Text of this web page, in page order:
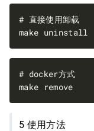
5 使用方法